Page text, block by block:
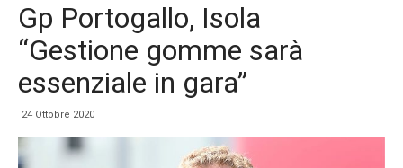
Gp Portogallo, Isola
“Gestione gomme sarà
essenziale in gara”
24 Ottobre 2020